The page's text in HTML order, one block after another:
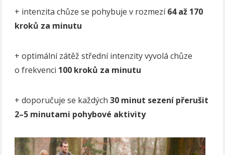
+ intenzita chůze se pohybuje v rozmezí64 až 170
kroků za minutu
+ optimální zátěž střední intenzity vyvolá chůze
o frekvenci 100 kroků za minutu
+ doporučuje se každých30 minut sezení přerušit
2–5 minutami pohybové aktivity